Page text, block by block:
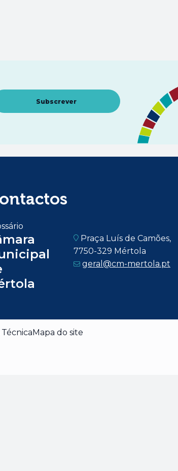
SubscreverAbre num novo separador
Praça Luís de Camões,
7750-329 Mértola
geral@cm-mertola.pt
Mapa do site